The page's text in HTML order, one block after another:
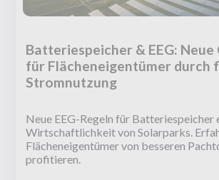
Batteriespeicher & EEG: Neue
für Flächeneigentümer durch
Stromnutzung
Neue EEG-Regeln für Batteriespeicher
Wirtschaftlichkeit von Solarparks.
Flächeneigentümer von besseren
profitieren.